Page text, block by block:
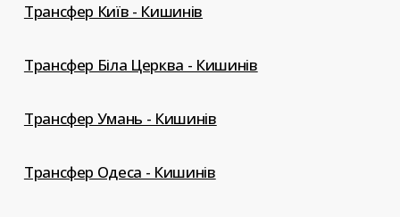
Трансфер Київ - Кишинів
Трансфер Біла Церква - Кишинів
Трансфер Умань - Кишинів
Трансфер Одеса - Кишинів